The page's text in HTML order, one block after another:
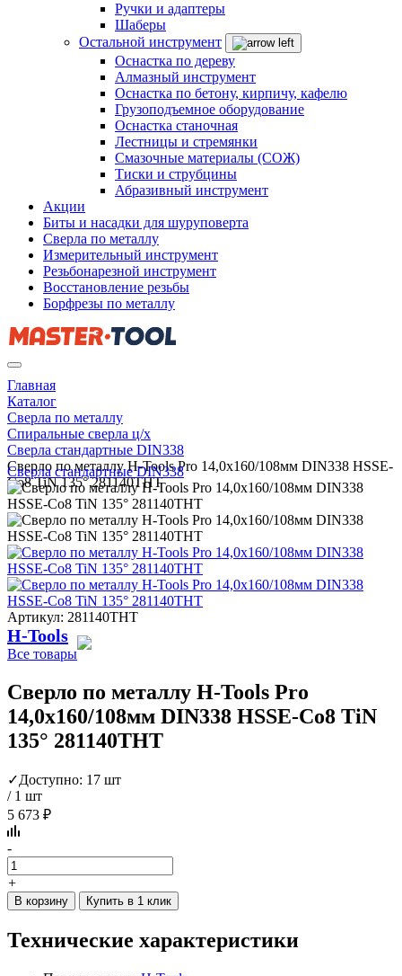
Ручки и адаптеры
Шаберы
Остальной инструмент
Оснастка по дереву
Алмазный инструмент
Оснастка по бетону, кирпичу, кафелю
Грузоподъемное оборудование
Оснастка станочная
Лестницы и стремянки
Смазочные материалы (СОЖ)
Тиски и струбцины
Абразивный инструмент
Акции
Биты и насадки для шуруповерта
Сверла по металлу
Измерительный инструмент
Резьбонарезной инструмент
Восстановление резьбы
Борфрезы по металлу
Главная
Каталог
Сверла по металлу
Спиральные сверла ц/х
Сверла стандартные DIN338
Сверло по металлу H-Tools Pro 14,0x160/108мм DIN338 HSSE-
Co8 TiN 135° 281140THT
Сверла стандартные DIN338
Артикул: 281140THT
H-Tools
Все товары
Сверло по металлу H-Tools Pro
14,0x160/108мм DIN338 HSSE-Co8 TiN
135° 281140THT
✓Доступно: 17 шт
/ 1 шт
5 673 ₽
-
+
В корзину Купить в 1 клик
Технические характеристики